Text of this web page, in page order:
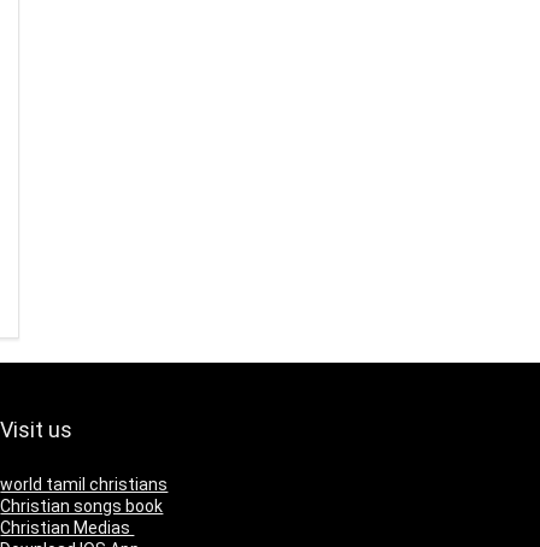
Visit us
world tamil christians
Christian songs book
Christian Medias